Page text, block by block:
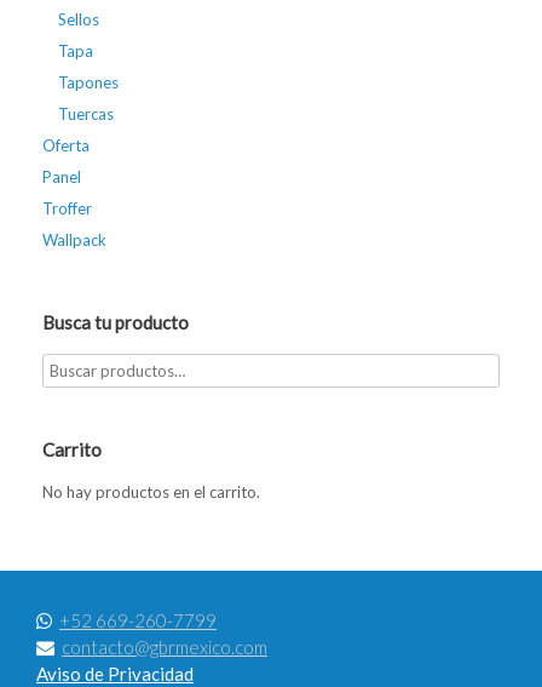
Sellos
Tapa
Tapones
Tuercas
Oferta
Panel
Troffer
Wallpack
Busca tu producto
Carrito
No hay productos en el carrito.
+52 669-260-7799
contacto@gbrmexico.com
Aviso de Privacidad